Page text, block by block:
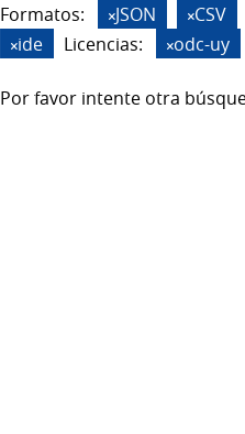
Formatos: JSON CSV
ide
Licencias: odc-uy
Por favor intente otra